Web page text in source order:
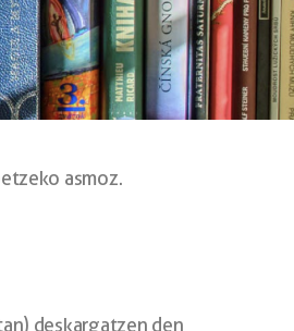
asmoz.
deskargatzen den